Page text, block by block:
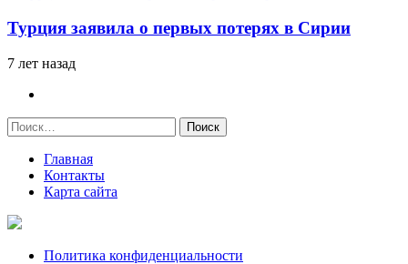
Турция заявила о первых потерях в Сирии
7 лет назад
Найти:
Главная
Контакты
Карта сайта
Политика конфиденциальности